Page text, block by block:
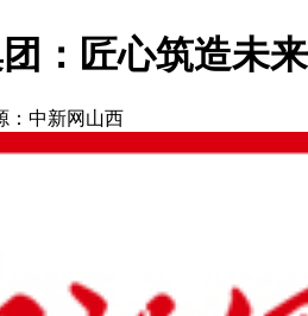
：匠心筑造未
：中新网山西